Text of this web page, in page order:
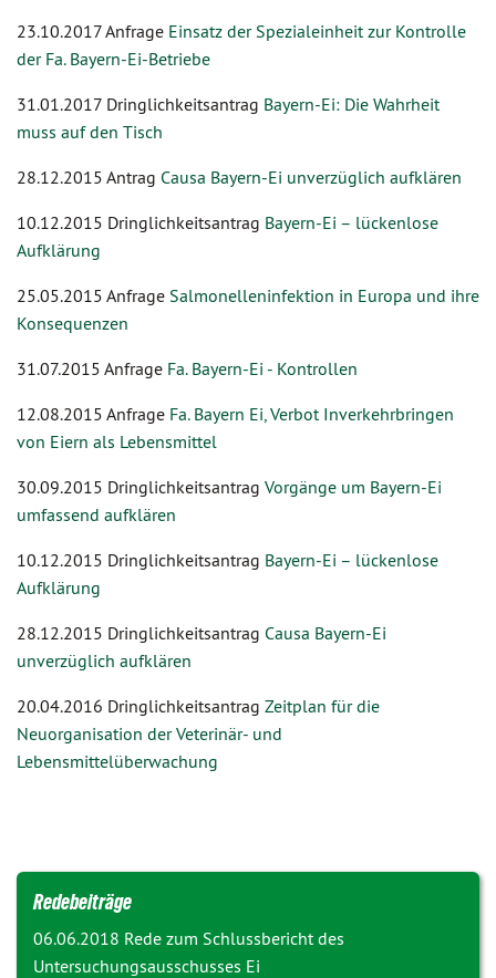
23.10.2017 Anfrage Einsatz der Spezialeinheit zur Kontrolle
der Fa. Bayern-Ei-Betriebe
31.01.2017 Dringlichkeitsantrag Bayern-Ei: Die Wahrheit
muss auf den Tisch
28.12.2015 Antrag Causa Bayern-Ei unverzüglich aufklären
10.12.2015 Dringlichkeitsantrag Bayern-Ei – lückenlose
Aufklärung
25.05.2015 Anfrage Salmonelleninfektion in Europa und ihre
Konsequenzen
31.07.2015 Anfrage Fa. Bayern-Ei - Kontrollen
12.08.2015 Anfrage Fa. Bayern Ei, Verbot Inverkehrbringen
von Eiern als Lebensmittel
30.09.2015 Dringlichkeitsantrag Vorgänge um Bayern-Ei
umfassend aufklären
10.12.2015 Dringlichkeitsantrag Bayern-Ei – lückenlose
Aufklärung
28.12.2015 Dringlichkeitsantrag Causa Bayern-Ei
unverzüglich aufklären
20.04.2016 Dringlichkeitsantrag Zeitplan für die
Neuorganisation der Veterinär- und
Lebensmittelüberwachung
Redebeiträge
06.06.2018 Rede zum Schlussbericht des
Untersuchungsausschusses Ei